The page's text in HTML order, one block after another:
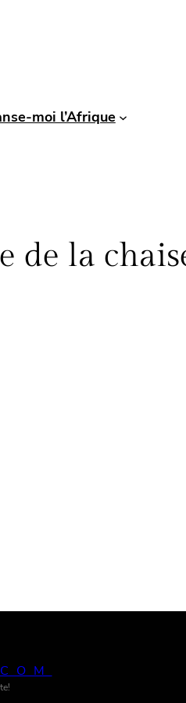
moi l’Afrique
de la